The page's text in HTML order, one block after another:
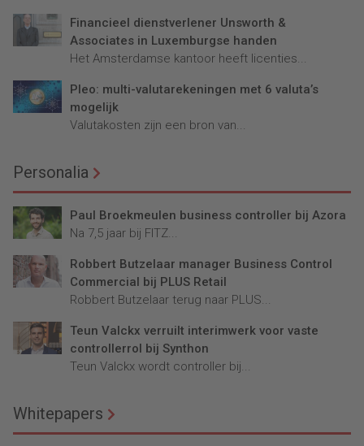
Financieel dienstverlener Unsworth &
Associates in Luxemburgse handen
Het Amsterdamse kantoor heeft licenties...
Pleo: multi-valutarekeningen met 6 valuta’s
mogelijk
Valutakosten zijn een bron van...
Personalia
Paul Broekmeulen business controller bij Azora
Na 7,5 jaar bij FITZ...
Robbert Butzelaar manager Business Control
Commercial bij PLUS Retail
Robbert Butzelaar terug naar PLUS...
Teun Valckx verruilt interimwerk voor vaste
controllerrol bij Synthon
Teun Valckx wordt controller bij...
Whitepapers